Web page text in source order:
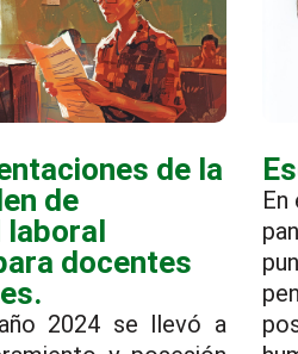
de la
de
laboral
docentes
2024 se llevó a